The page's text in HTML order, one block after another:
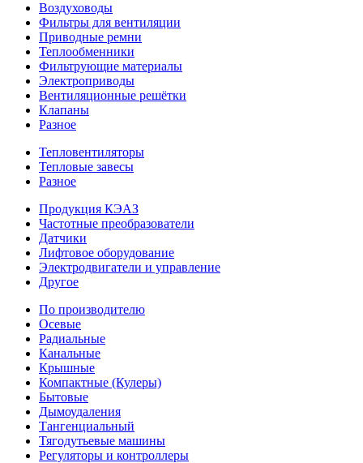
Воздуховоды
Фильтры для вентиляции
Приводные ремни
Теплообменники
Фильтрующие материалы
Электроприводы
Вентиляционные решётки
Клапаны
Разное
Тепловентиляторы
Тепловые завесы
Разное
Продукция КЭАЗ
Частотные преобразователи
Датчики
Лифтовое оборудование
Электродвигатели и управление
Другое
По производителю
Осевые
Радиальные
Канальные
Крышные
Компактные (Кулеры)
Бытовые
Дымоудаления
Тангенциальный
Тягодутьевые машины
Регуляторы и контроллеры